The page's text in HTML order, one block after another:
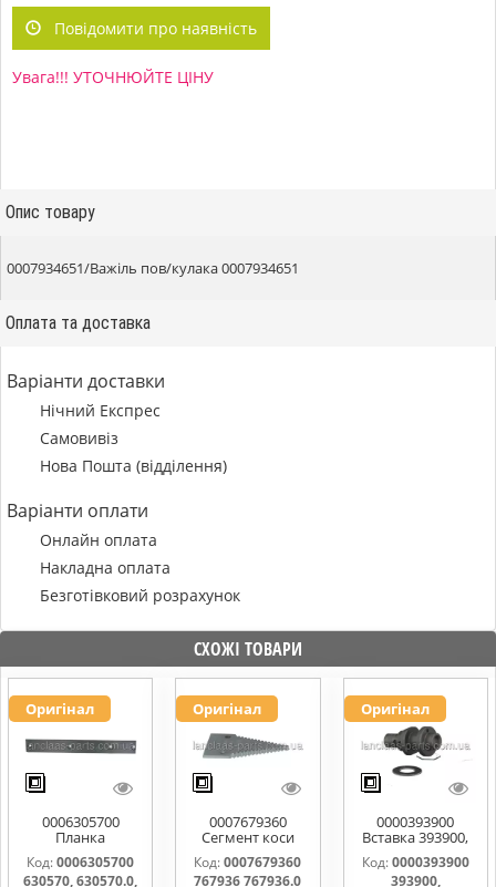
Повідомити про наявність
Увага!!! УТОЧНЮЙТЕ ЦІНУ
Опис товару
0007934651/Важіль пов/кулака 0007934651
Оплата та доставка
Варіанти доставки
Нічний Експрес
Самовивіз
Нова Пошта (відділення)
Варіанти оплати
Онлайн оплата
Накладна оплата
Безготівковий розрахунок
СХОЖІ ТОВАРИ
Оригінал
0006305700
Планка
направляюча
630570, 630570.0,
Код:0006305700
630570, 630570.0,
Оригінал
0007679360
Сегмент коси
767936 767936.0
767976.1
Код: 0007679360
767936 767936.0
Оригінал
0000393900
Вставка 393900,
0000393900
Код:0000393900
393900,